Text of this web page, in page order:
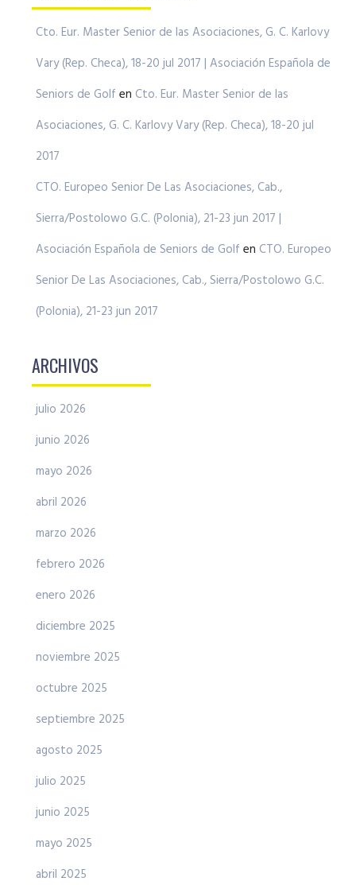
Cto. Eur. Master Senior de las Asociaciones, G. C. Karlovy
Vary (Rep. Checa), 18-20 jul 2017 | Asociación Española de
Seniors de Golf en Cto. Eur. Master Senior de las
Asociaciones, G. C. Karlovy Vary (Rep. Checa), 18-20 jul
2017
CTO. Europeo Senior De Las Asociaciones, Cab.,
Sierra/Postolowo G.C. (Polonia), 21-23 jun 2017 |
Asociación Española de Seniors de Golf en CTO. Europeo
Senior De Las Asociaciones, Cab., Sierra/Postolowo G.C.
(Polonia), 21-23 jun 2017
ARCHIVOS
julio 2026
junio 2026
mayo 2026
abril 2026
marzo 2026
febrero 2026
enero 2026
diciembre 2025
noviembre 2025
octubre 2025
septiembre 2025
agosto 2025
julio 2025
junio 2025
mayo 2025
abril 2025